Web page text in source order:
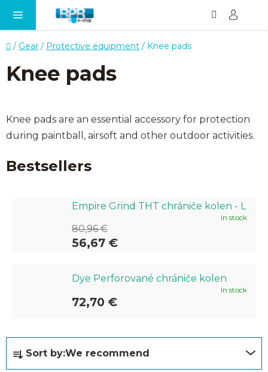
Home
/ Gear / Protective equipment / Knee pads
Knee pads
Knee pads are an essential accessory for protection
during paintball, airsoft and other outdoor activities.
Bestsellers
Empire Grind THT chrániče kolen - L
In stock
56,67 €
80,96 €
Dye Perforované chrániče kolen
In stock
72,70 €
Sort by:We recommend